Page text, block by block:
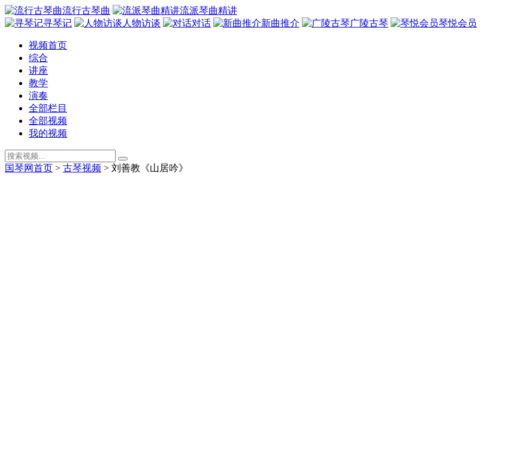
流行古琴曲
流派琴曲精讲
寻琴记
人物访谈 对话 新曲推介 广陵古琴 琴悦会员
视频首页
综合
讲座
教学
演奏
全部栏目
全部视频
我的视频
国琴网首页 > 古琴视频 > 刘善教《山居吟》